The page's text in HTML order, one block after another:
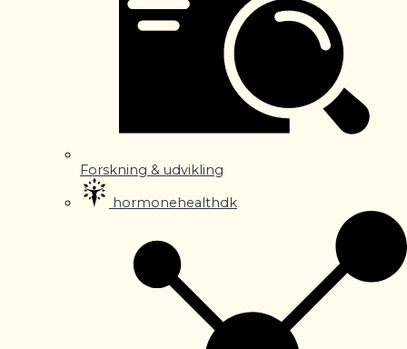
Forskning & udvikling
hormonehealthdk